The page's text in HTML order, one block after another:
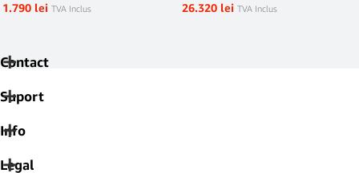
1.790 lei TVA Inclus 26.320 lei TVA Inclus
Contact
Suport
Info
Legal